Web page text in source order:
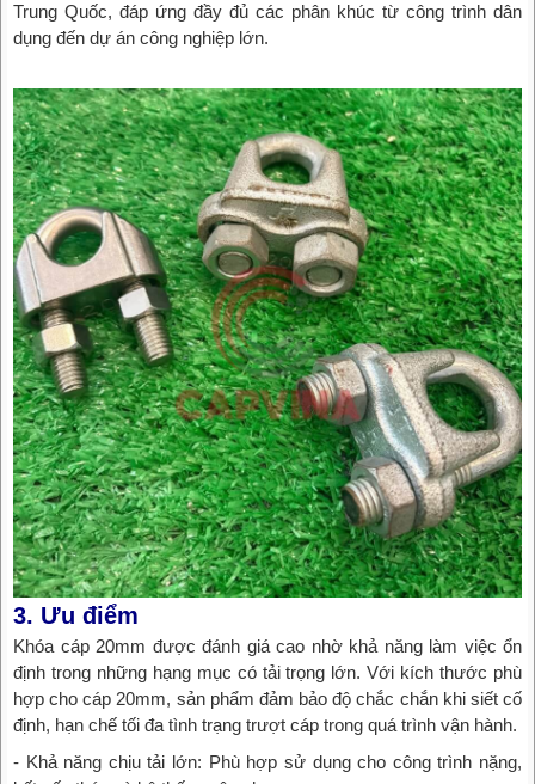
Trung Quốc, đáp ứng đầy đủ các phân khúc từ công trình dân
dụng đến dự án công nghiệp lớn.
3. Ưu điểm
Khóa cáp 20mm được đánh giá cao nhờ khả năng làm việc ổn
định trong những hạng mục có tải trọng lớn. Với kích thước phù
hợp cho cáp 20mm, sản phẩm đảm bảo độ chắc chắn khi siết cố
định, hạn chế tối đa tình trạng trượt cáp trong quá trình vận hành.
- Khả năng chịu tải lớn: Phù hợp sử dụng cho công trình nặng,